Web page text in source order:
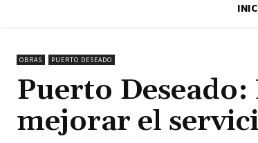
OBRAS PUERTO DESEADO
Puerto
mejorar el